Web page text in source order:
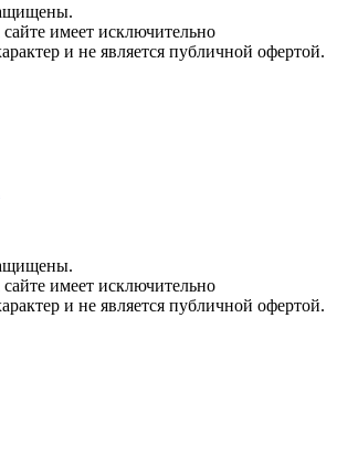
имеет исключительно
и не является публичной офертой.
имеет исключительно
и не является публичной офертой.